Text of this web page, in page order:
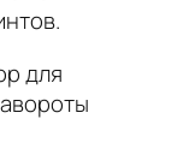
для